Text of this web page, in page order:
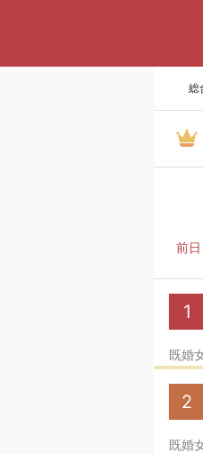
総
前日
1
既婚
2
既婚